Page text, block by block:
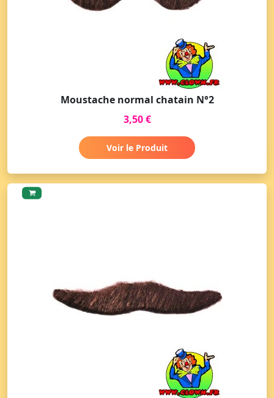
Moustache normal chatain N°2
3,50 €
Voir le Produit